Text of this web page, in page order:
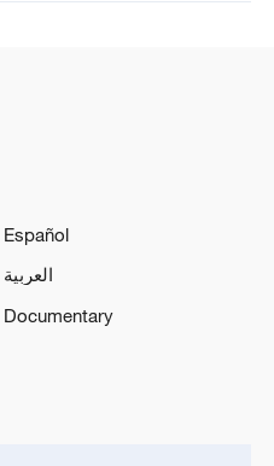
Español
العربية
Documentary